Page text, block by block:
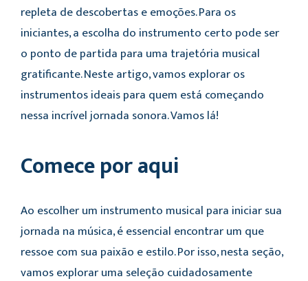
repleta de descobertas e emoções. Para os
iniciantes, a escolha do instrumento certo pode ser
o ponto de partida para uma trajetória musical
gratificante. Neste artigo, vamos explorar os
instrumentos ideais para quem está começando
nessa incrível jornada sonora. Vamos lá!
Comece por aqui
Ao escolher um instrumento musical para iniciar sua
jornada na música, é essencial encontrar um que
ressoe com sua paixão e estilo. Por isso, nesta seção,
vamos explorar uma seleção cuidadosamente